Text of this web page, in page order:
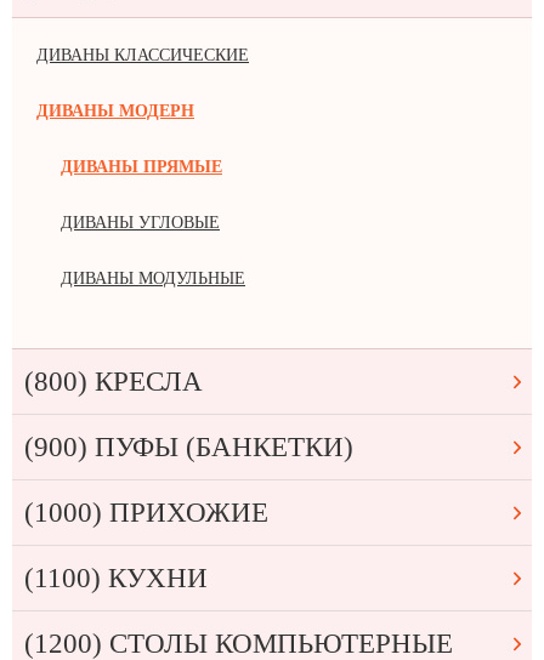
ДИВАНЫ КЛАССИЧЕСКИЕ
ДИВАНЫ МОДЕРН
ДИВАНЫ ПРЯМЫЕ
ДИВАНЫ УГЛОВЫЕ
ДИВАНЫ МОДУЛЬНЫЕ
(800) КРЕСЛА
(900) ПУФЫ (БАНКЕТКИ)
(1000) ПРИХОЖИЕ
(1100) КУХНИ
(1200) СТОЛЫ КОМПЬЮТЕРНЫЕ